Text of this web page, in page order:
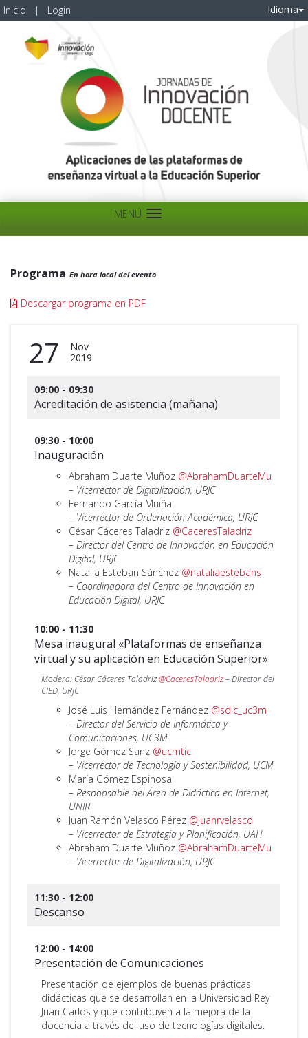
Inicio | Login Idioma
MENÚ Idioma
Programa En hora local del evento
Descargar programa en PDF
27
Nov
2019
09:00 - 09:30
Acreditación de asistencia (mañana)
09:30 - 10:00
Inauguración
Abraham Duarte Muñoz @AbrahamDuarteMu
– Vicerrector de Digitalización, URJC
Fernando García Muiña
– Vicerrector de Ordenación Académica, URJC
César Cáceres Taladriz @CaceresTaladriz
– Director del Centro de Innovación en Educación
Digital, URJC
Natalia Esteban Sánchez @nataliaestebans
– Coordinadora del Centro de Innovación en
Educación Digital, URJC
10:00 - 11:30
Mesa inaugural «Plataformas de enseñanza
virtual y su aplicación en Educación Superior»
Modera: César Cáceres Taladriz@CaceresTaladriz– Director del
CIED, URJC
José Luis Hernández Fernández @sdic_uc3m
– Director del Servicio de Informática y
Comunicaciones, UC3M
Jorge Gómez Sanz @ucmtic
– Vicerrector de Tecnología y Sostenibilidad, UCM
María Gómez Espinosa
– Responsable del Área de Didáctica en Internet,
UNIR
Juan Ramón Velasco Pérez @juanrvelasco
– Vicerrector de Estrategia y Planificación, UAH
Abraham Duarte Muñoz @AbrahamDuarteMu
– Vicerrector de Digitalización, URJC
11:30 - 12:00
Descanso
12:00 - 14:00
Presentación de Comunicaciones
Presentación de ejemplos de buenas prácticas
didácticas que se desarrollan en la Universidad Rey
Juan Carlos y que contribuyen a la mejora de la
docencia a través del uso de tecnologías digitales.